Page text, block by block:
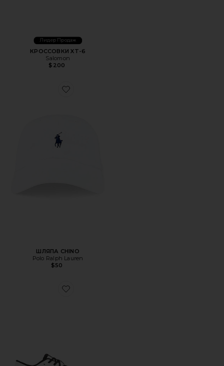
Лидер Продаж
КРОССОВКИ XT-6
Salomon
$200
Favorite ШЛЯПА CHINO
ШЛЯПА CHINO
Polo Ralph Lauren
$50
Favorite КРОССОВКИ CLOUD X 4